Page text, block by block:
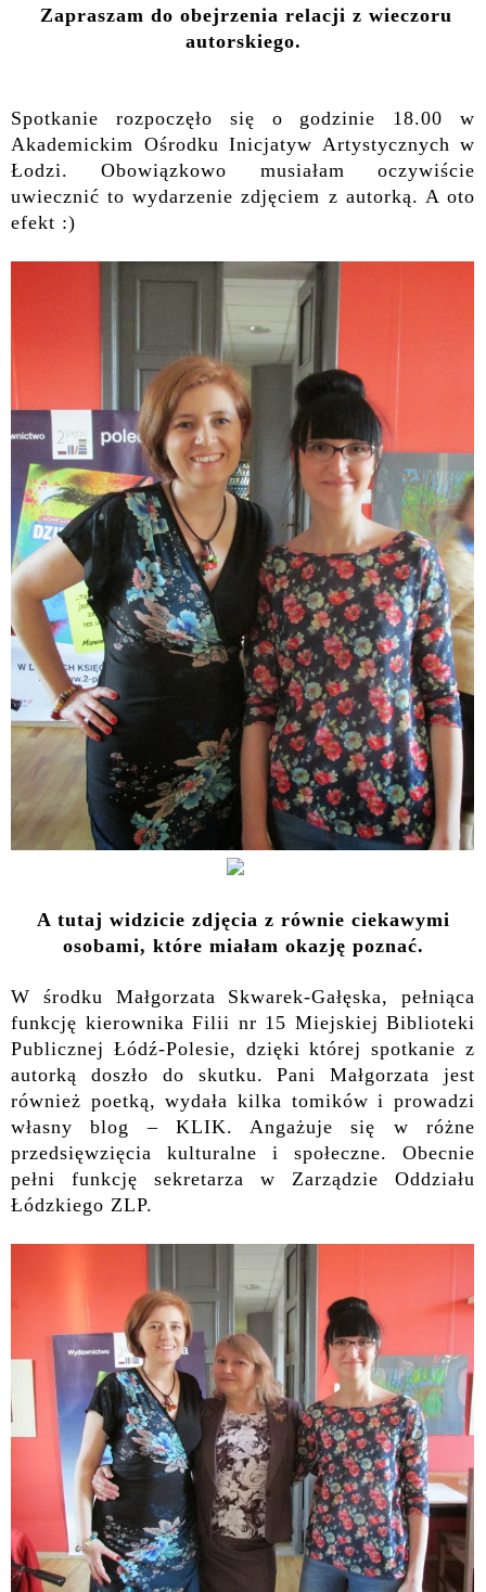
Zapraszam do obejrzenia relacji z wieczoru
autorskiego.
Spotkanie rozpoczęło się o godzinie 18.00 w
Akademickim Ośrodku Inicjatyw Artystycznych w
Łodzi. Obowiązkowo musiałam oczywiście
uwiecznić to wydarzenie zdjęciem z autorką. A oto
efekt :)
A tutaj widzicie zdjęcia z równie ciekawymi
osobami, które miałam okazję poznać.
W środku Małgorzata Skwarek-Gałęska, pełniąca
funkcję kierownika Filii nr 15 Miejskiej Biblioteki
Publicznej Łódź-Polesie, dzięki której spotkanie z
autorką doszło do skutku. Pani Małgorzata jest
również poetką, wydała kilka tomików i prowadzi
własny blog – KLIK. Angażuje się w różne
przedsięwzięcia kulturalne i społeczne. Obecnie
pełni funkcję sekretarza w Zarządzie Oddziału
Łódzkiego ZLP.